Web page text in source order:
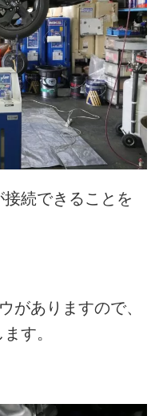
続できることを
がありますので、
す。